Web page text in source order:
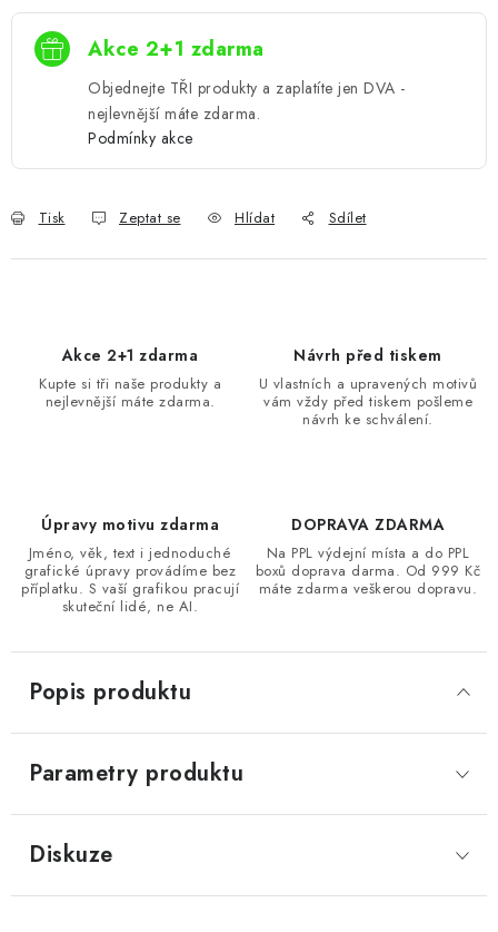
Akce 2+1 zdarma
Objednejte TŘI produkty a zaplatíte jen DVA -
nejlevnější máte zdarma.
Podmínky akce
Tisk Zeptat se Hlídat Sdílet
Akce 2+1 zdarma
Kupte si tři naše produkty a
nejlevnější máte zdarma.
Návrh před tiskem
U vlastních a upravených motivů
vám vždy před tiskem pošleme
návrh ke schválení.
Úpravy motivu zdarma
Jméno, věk, text i jednoduché
grafické úpravy provádíme bez
příplatku. S vaší grafikou pracují
skuteční lidé, ne AI.
DOPRAVA ZDARMA
Na PPL výdejní místa a do PPL
boxů doprava darma. Od 999 Kč
máte zdarma veškerou dopravu.
Popis produktu
Parametry produktu
Diskuze